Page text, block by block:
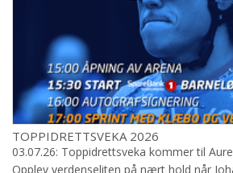
TOPPIDRETTSVEKA 2026
03.07.26: Toppidrettsveka kommer til
Opplev verdenseliten på nært hold når